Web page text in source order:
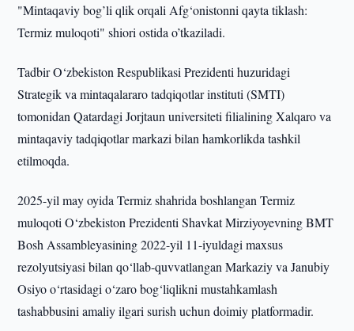
"Mintaqaviy bog’li qlik orqali Afg‘onistonni qayta tiklash:
Termiz muloqoti" shiori ostida o’tkaziladi.
Tadbir O‘zbekiston Respublikasi Prezidenti huzuridagi
Strategik va mintaqalararo tadqiqotlar instituti (SMTI)
tomonidan Qatardagi Jorjtaun universiteti filialining Xalqaro va
mintaqaviy tadqiqotlar markazi bilan hamkorlikda tashkil
etilmoqda.
2025-yil may oyida Termiz shahrida boshlangan Termiz
muloqoti O‘zbekiston Prezidenti Shavkat Mirziyoyevning BMT
Bosh Assambleyasining 2022-yil 11-iyuldagi maxsus
rezolyutsiyasi bilan qo‘llab-quvvatlangan Markaziy va Janubiy
Osiyo o‘rtasidagi o‘zaro bog‘liqlikni mustahkamlash
tashabbusini amaliy ilgari surish uchun doimiy platformadir.